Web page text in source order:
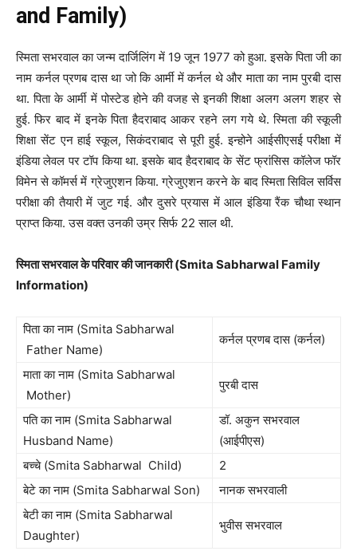
and Family)
स्मिता सभरवाल का जन्म दार्जिलिंग में 19 जून 1977 को हुआ. इसके पिता जी का
नाम कर्नल प्रणब दास था जो कि आर्मी में कर्नल थे और माता का नाम पुरबी दास
था. पिता के आर्मी में पोस्टेड होने की वजह से इनकी शिक्षा अलग अलग शहर से
हुई. फिर बाद में इनके पिता हैदराबाद आकर रहने लग गये थे. स्मिता की स्कूली
शिक्षा सेंट एन हाई स्कूल, सिकंदराबाद से पूरी हुई. इन्होने आईसीएसई परीक्षा में
इंडिया लेवल पर टॉप किया था. इसके बाद हैदराबाद के सेंट फ्रांसिस कॉलेज फॉर
विमेन से कॉमर्स में ग्रेजुएशन किया. ग्रेजुएशन करने के बाद स्मिता सिविल सर्विस
परीक्षा की तैयारी में जुट गई. और दुसरे प्रयास में आल इंडिया रैंक चौथा स्थान
प्राप्त किया. उस वक्त उनकी उम्र सिर्फ 22 साल थी.
स्मिता सभरवाल केपरिवार की जानकारी (Smita Sabharwal Family
Information)
पिता का नाम (Smita Sabharwal
Father Name)
कर्नल प्रणब दास (कर्नल)
माता का नाम (Smita Sabharwal
Mother)
पुरबी दास
पति का नाम (Smita Sabharwal
Husband Name)
डॉ. अकुन सभरवाल
(आईपीएस)
बच्चे (Smita Sabharwal Child)
2
बेटे का नाम (Smita Sabharwal Son)
नानक सभरवाली
बेटी का नाम (Smita Sabharwal
Daughter)
भुवीस सभरवाल